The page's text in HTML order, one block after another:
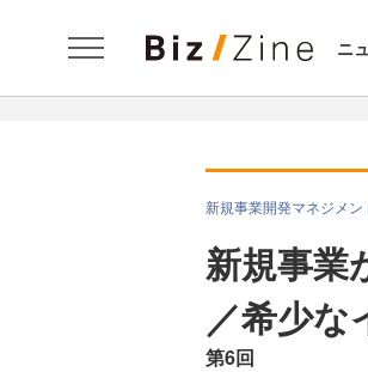
ニ
新規事業開発マネジメン
新規事業
／希少な
第6回